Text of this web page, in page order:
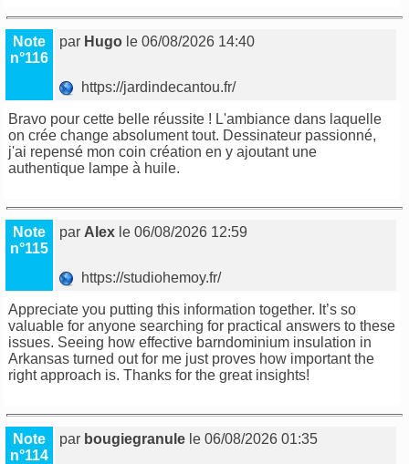
Note
n°116
par Hugo le 06/08/2026 14:40
https://jardindecantou.fr/
Bravo pour cette belle réussite ! L'ambiance dans laquelle
on crée change absolument tout. Dessinateur passionné,
j'ai repensé mon coin création en y ajoutant une
authentique lampe à huile.
Note
n°115
par Alex le 06/08/2026 12:59
https://studiohemoy.fr/
Appreciate you putting this information together. It’s so
valuable for anyone searching for practical answers to these
issues. Seeing how effective barndominium insulation in
Arkansas turned out for me just proves how important the
right approach is. Thanks for the great insights!
Note
n°114
par bougiegranule le 06/08/2026 01:35